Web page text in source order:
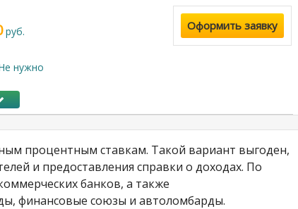
руб.
нужно
Оформить заявку
процентным ставкам. Такой вариант выгоден,
и предоставления справки о доходах. По
банков, а также
финансовые союзы и автоломбарды.